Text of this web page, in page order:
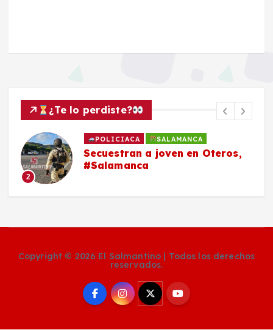
¿Te lo perdiste?
2
POLICIACA SALAMANCA
Secuestran a joven en Oteros,
#Salamanca
Copyright © 2026 El Salmantino | Todos los derechos
reservados.